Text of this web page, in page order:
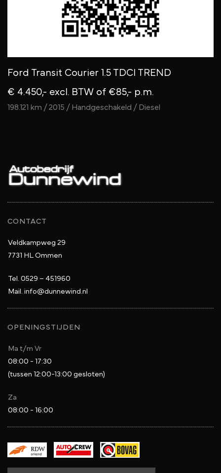
Ford Transit Courier 1.5 TDCI TREND
€ 4.450,- excl. BTW of €85,- p.m.
198.121 km / 2015 / Handgeschakeld / Diesel
CONTACT
Veldkampweg 29
7731 HL Ommen
Tel. 0529 – 451960
Mail. info@dunnewind.nl
OPENINGSTIJDEN
Ma t/m Vr
08:00 - 17:30
(tussen 12:00-13:00 gesloten)
Za
08:00 - 16:00